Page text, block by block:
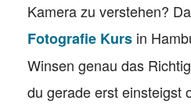
Kamera zu verstehen?
Fotografie Kurs in
Winsen genau das
du gerade erst einsteigst